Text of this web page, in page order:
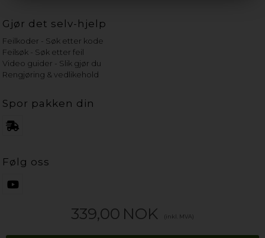
339,00 NOK (inkl. MVA)
Gjør det selv-hjelp
Feilkoder - Søk etter kode
Feilsøk - Søk etter feil
Video guider - Slik gjør du
Rengjøring & vedlikehold
Spor pakken din
Følg oss